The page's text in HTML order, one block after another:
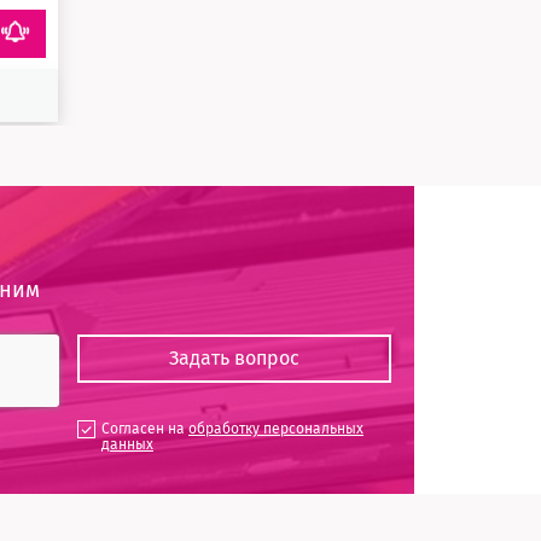
Согласен наобработку персональных
данных